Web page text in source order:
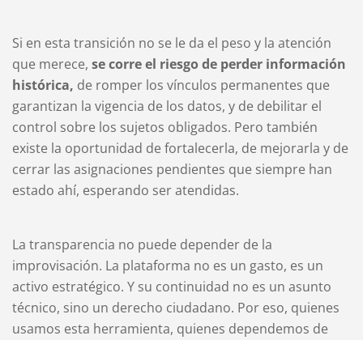
Si en esta transición no se le da el peso y la atención
que merece, se corre el riesgo de perder información
histórica, de romper los vínculos permanentes que
garantizan la vigencia de los datos, y de debilitar el
control sobre los sujetos obligados. Pero también
existe la oportunidad de fortalecerla, de mejorarla y de
cerrar las asignaciones pendientes que siempre han
estado ahí, esperando ser atendidas.
La transparencia no puede depender de la
improvisación. La plataforma no es un gasto, es un
activo estratégico. Y su continuidad no es un asunto
técnico, sino un derecho ciudadano. Por eso, quienes
usamos esta herramienta, quienes dependemos de